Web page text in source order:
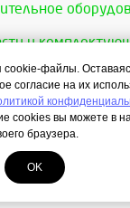
и
cookie-файлы.
согласие на их
cookies вы можете в
браузера.
OK